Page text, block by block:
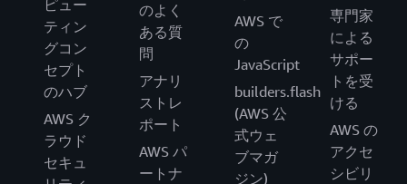
ピュー
ティン
グコン
セプト
のハブ
AWS ク
ラウド
セキュ
のよく
ある質
問
アナリ
ストレ
ポート
AWS パ
ートナ
AWS で
の
JavaScript
builders.flash
(AWS 公
式ウェ
ブマガ
ジン)
専門家
による
サポー
トを受
ける
AWS の
アクセ
シビリ